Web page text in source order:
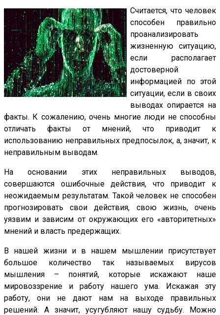
Считается, что человек
способен правильно
проанализировать
жизненную ситуацию,
если располагает
достоверной
информацией по этой
ситуации, если в своих
выводах опирается на
факты. К сожалению, очень многие люди не способны
отличать факты от мнений, что приводит к
использованию неправильных предпосылок, а, значит, к
неправильным выводам.
На основании этих неправильных выводов,
совершаются ошибочные действия, что приводит к
неожидаемым результатам. Такой человек не способен
прогнозировать свои действия, свою жизнь, очень
уязвим и зависим от окружающих его «авторитетных»
мнений и власть предержащих.
В нашей жизни и в нашем мышлении присутствует
большое количество так называемых вирусов
мышления – понятий, которые искажают наше
мировоззрение и работу нашего ума. Искажая эту
работу, они не дают нам на выходе правильных
решений. А значит, усугубляют нашу судьбу. Можно